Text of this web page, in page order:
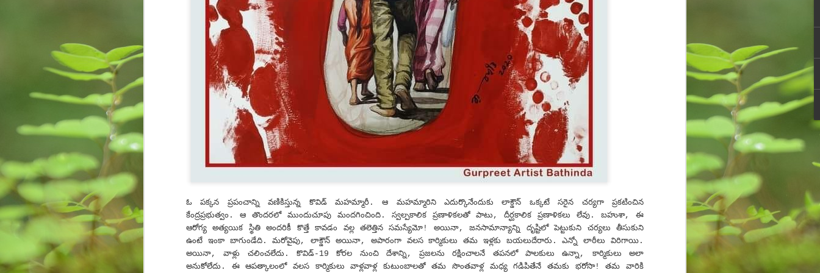
ఓ ప‌క్క‌న ప్ర‌పంచాన్ని వ‌ణికిస్తున్న కొవిడ్ మ‌హ‌మ్మారీ. ఆ మ‌హ‌మ్మారిని ఎదుర్కొనేందుకు లాక్డౌన్ ‌ఒక్క‌టే స‌రైన చ‌ర్య‌గా ప్ర‌క‌టించిన
కేంద్ర‌ప్ర‌భుత్వం. ఆ తొంద‌ర‌లో ముందుచూపు మంద‌గించింది. స్వ‌ల్ప‌కాలిక ప్ర‌ణాళిక‌ల‌తో పాటు, దీర్ఘకాలిక ప్ర‌ణాళికలు లేవు. బ‌హుశా, ఈ
ఆరోగ్య అత్య‌యిక‌ స్థితి అంద‌రికీ కొత్తే కావ‌డం వ‌ల్ల త‌లెత్తిన స‌మ‌స్యే‌మో! అయినా, జ‌న‌సామాన్యాన్ని దృష్టిలో పెట్టుకుని చ‌ర్య‌లు తీసుకుని
ఉంటే ఇంకా బాగుండేది. మ‌రోవైపు, లాక్డౌన్ అయినా, అపారంగా వ‌ల‌స కార్మికులు త‌మ ఇళ్ల‌కు బ‌య‌లుదేరారు. ఎన్నో లాఠీలు విరిగాయి.
అయినా, వాళ్లు చ‌లించ‌లేదు. కొవిడ్‌-19 కోర‌ల నుంచి దేశాన్ని, ప్ర‌జ‌ల‌ను ర‌క్షించాల‌నే త‌ప‌నలో పాల‌కులు ఉన్నా, కార్మికులు అలా
అనుకోలేదు. ఈ ఆప‌త్కాలంలో వల‌స కార్మికులు వాళ్లవాళ్ల‌ కుటుంబాల‌తో త‌మ సొంతవాళ్ల మ‌ధ్య గ‌డిపితేనే త‌మ‌కు భ‌రోసా! త‌మ వారికి
creativity, learning, and
unforeseen opportunities.
when striving to become proficient
in a foreign language. Biased
judgments and the fear of making
mistakes can be paralyzing,
inhibiting our progress and
confidence.
జీవావ‌ర‌ణం, వార‌స‌త్వ సంప‌ద
ప‌రిర‌క్ష‌ణ‌కై విశేషంగా కృషి చేస్తోంది.
cave and rock paintings around
30,000 years ago. These initial
drawings are known as pictograms
which depicted objects and
abstract concepts. Eventually
people used instruments to mark
paper or other two-dimensional
surface.
కృషి చేస్తోంది.
MAY
27
The power of stories
We all love stories irrespective of our age, race, religion, and
culture making 'Stories' the integral part of our civilization, culture,
religion, and all aspects of our life.
Writing creative stories is an art in itself. They capture and transport our
five senses: sight, hearing, touch, smell and taste to the core of
imaginary world and transcend you to the alien land. The power of
stories are known to each and every household in India.
MAY
15
Are we sensitive?
Couple of days back, I received a call from a friend, sharing that one of the students from the educational
institute known to me committed suicide, because he was stamped as unfit to write & pass 10 std. I was
in a melancholy. I was Speechless! My heart pondered. That state of mind, made me to go and visit to check
National Crime Records Bureau-(NCRB), to find out the number of children committing suicide after the results